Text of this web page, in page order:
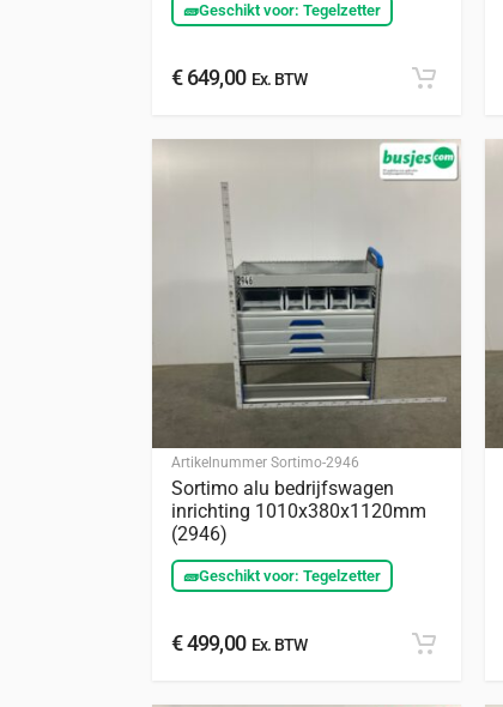
🧱Geschikt voor: Tegelzetter
€649,00Ex. BTW
Artikelnummer Sortimo-2946
Sortimo alu bedrijfswagen
inrichting 1010x380x1120mm
(2946)
🧱Geschikt voor: Tegelzetter
€499,00Ex. BTW